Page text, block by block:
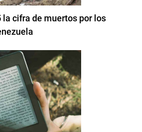
la cifra de muertos por los